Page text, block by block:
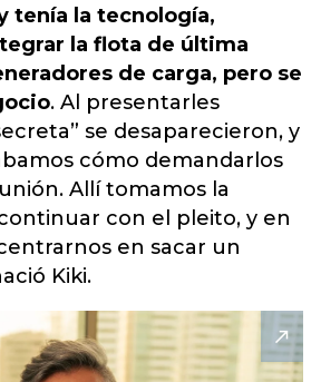
tenía la tecnología,
la flota de última
de carga, pero se
. Al presentarles
se desaparecieron, y
cómo demandarlos
. Allí tomamos la
con el pleito, y en
en sacar un
Kiki.